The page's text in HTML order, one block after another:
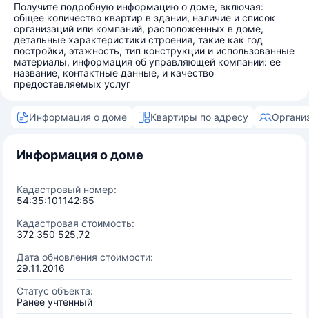
Получите подробную информацию о доме, включая:
общее количество квартир в здании, наличие и список
организаций или компаний, расположенных в доме,
детальные характеристики строения, такие как год
постройки, этажность, тип конструкции и использованные
материалы, информация об управляющей компании: её
название, контактные данные, и качество
предоставляемых услуг
Информация о доме Квартиры по адресу
Информация о доме
Кадастровый номер:
54:35:101142:65
Кадастровая стоимость:
372 350 525,72
Дата обновления стоимости:
29.11.2016
Статус объекта:
Ранее учтенный